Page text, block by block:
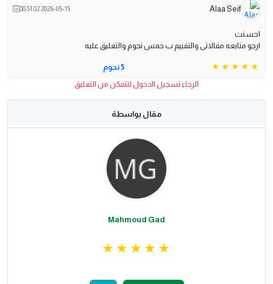
Alaa Seif
2026-05-15 08:51:02
احسنت
ارجو متابعه مقالاتى والتقييم ب خمس نجوم والتعليق عليه
5 نجوم
الرجاء تسجيل الدخول لتتمكن من التعليق
مقال بواسطة
Mahmoud Gad